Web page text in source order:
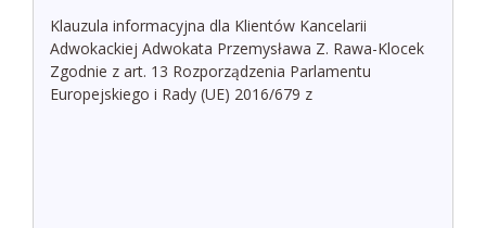
Klauzula informacyjna dla Klientów Kancelarii
Adwokackiej Adwokata Przemysława Z. Rawa-Klocek
Zgodnie z art. 13 Rozporządzenia Parlamentu
Europejskiego i Rady (UE) 2016/679 z